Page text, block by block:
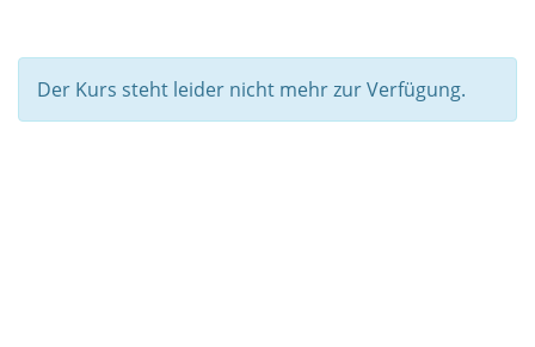
Der Kurs steht leider nicht mehr zur Verfügung.